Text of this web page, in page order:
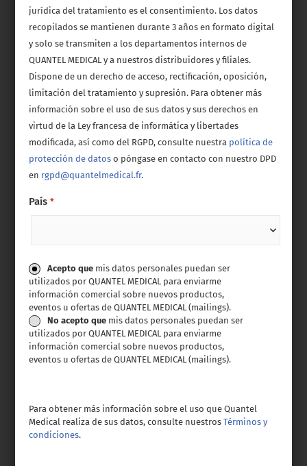
jurídica del tratamiento es el consentimiento. Los datos
recopilados se mantienen durante 3 años en formato digital
y solo se transmiten a los departamentos internos de
QUANTEL MEDICAL y a nuestros distribuidores y filiales.
Dispone de un derecho de acceso, rectificación, oposición,
limitación del tratamiento y supresión. Para obtener más
información sobre el uso de sus datos y sus derechos en
virtud de la Ley francesa de informática y libertades
modificada, así como del RGPD, consulte nuestra política de
protección de datos o póngase en contacto con nuestro DPD
en rgpd@quantelmedical.fr.
País *
Consentimiento
Acepto que mis datos personales puedan ser
utilizados por QUANTEL MEDICAL para enviarme
información comercial sobre nuevos productos,
eventos u ofertas de QUANTEL MEDICAL (mailings).
No acepto que mis datos personales puedan ser
utilizados por QUANTEL MEDICAL para enviarme
información comercial sobre nuevos productos,
eventos u ofertas de QUANTEL MEDICAL (mailings).
Para obtener más información sobre el uso que Quantel
Medical realiza de sus datos, consulte nuestrosTérminos y
condiciones.